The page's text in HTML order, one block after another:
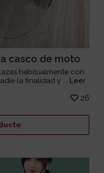
casco de moto
habitualmente con
la finalidad y ... Leer
26